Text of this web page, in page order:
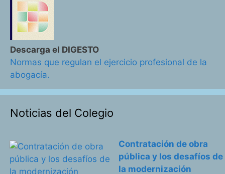
Descarga el DIGESTO
Normas que regulan el ejercicio profesional de la
abogacía.
Noticias del Colegio
Contratación de obra
pública y los desafíos de
la modernización